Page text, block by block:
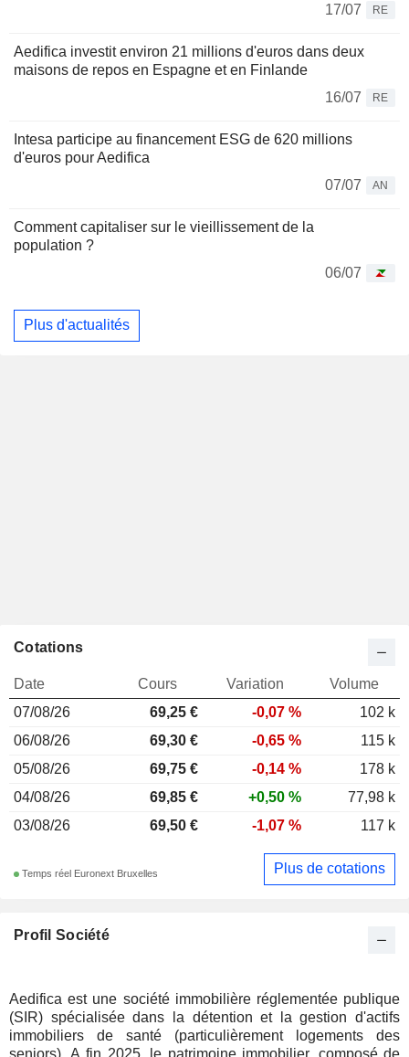
17/07
RE
Aedifica investit environ 21 millions d'euros dans deux
maisons de repos en Espagne et en Finlande
16/07
RE
Intesa participe au financement ESG de 620 millions
d'euros pour Aedifica
07/07
AN
Comment capitaliser sur le vieillissement de la
population ?
06/07
Plus d'actualités
Profil Société
Aedifica est une société immobilière réglementée publique
(SIR) spécialisée dans la détention et la gestion d'actifs
immobiliers de santé (particulièrement logements des
seniors). A fin 2025, le patrimoine immobilier, composé de
Cotations
Date Cours Variation
Volume
07/08/26
69,25 € -0,07 %
102 k
06/08/26
69,30 € -0,65 %
115 k
05/08/26
69,75 € -0,14 %
178 k
04/08/26
69,85 € +0,50 %
77,98 k
03/08/26
69,50 € -1,07 % 117 k
Temps réel Euronext Bruxelles Plus de cotations